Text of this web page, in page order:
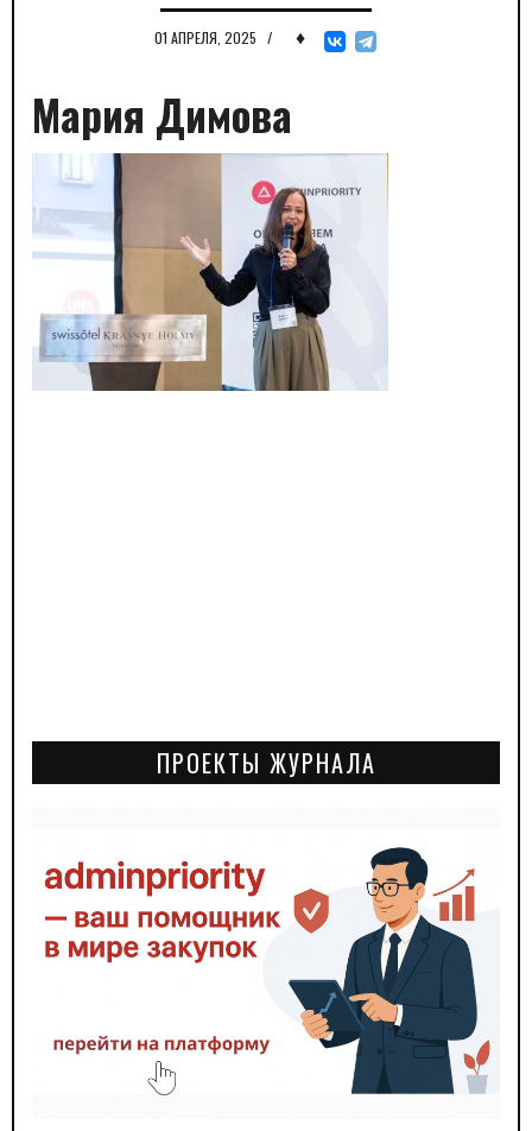
01 АПРЕЛЯ, 2025 / ♦
Мария Димова
ПРОЕКТЫ ЖУРНАЛА